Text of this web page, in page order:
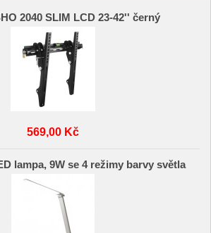
2040 SLIM LCD 23-42'' černý
569,00 Kč
lampa, 9W se 4 režimy barvy světla